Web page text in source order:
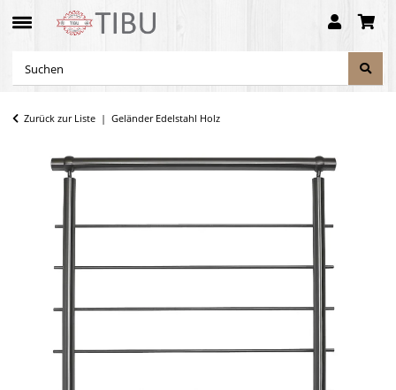
Zurück zur Liste Geländer Edelstahl Holz